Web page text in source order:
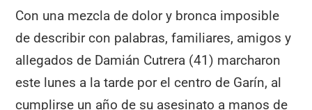
Con una mezcla de dolor y bronca imposible
de describir con palabras, familiares, amigos y
allegados de Damián Cutrera (41) marcharon
este lunes a la tarde por el centro de Garín, al
cumplirse un año de su asesinato a manos de